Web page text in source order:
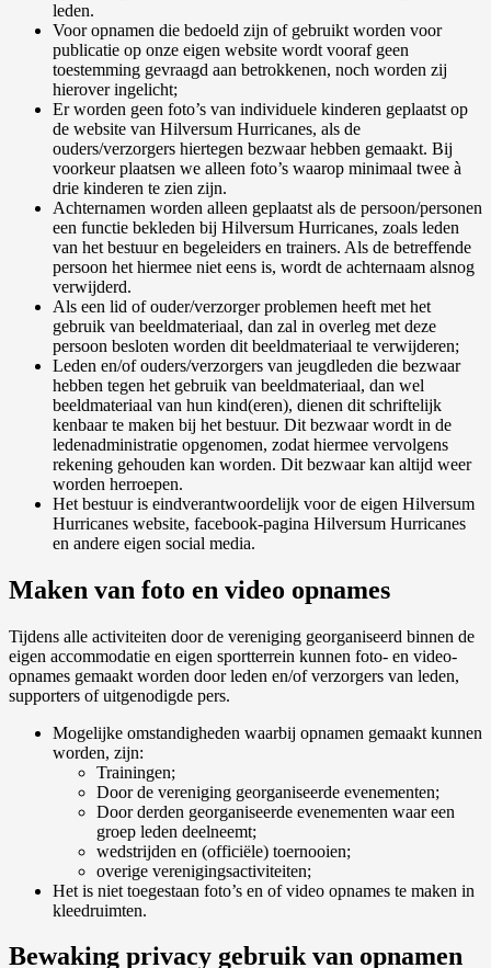
leden.
Voor opnamen die bedoeld zijn of gebruikt worden voor
publicatie op onze eigen website wordt vooraf geen
toestemming gevraagd aan betrokkenen, noch worden zij
hierover ingelicht;
Er worden geen foto’s van individuele kinderen geplaatst op
de website van Hilversum Hurricanes, als de
ouders/verzorgers hiertegen bezwaar hebben gemaakt. Bij
voorkeur plaatsen we alleen foto’s waarop minimaal twee à
drie kinderen te zien zijn.
Achternamen worden alleen geplaatst als de persoon/personen
een functie bekleden bij Hilversum Hurricanes, zoals leden
van het bestuur en begeleiders en trainers. Als de betreffende
persoon het hiermee niet eens is, wordt de achternaam alsnog
verwijderd.
Als een lid of ouder/verzorger problemen heeft met het
gebruik van beeldmateriaal, dan zal in overleg met deze
persoon besloten worden dit beeldmateriaal te verwijderen;
Leden en/of ouders/verzorgers van jeugdleden die bezwaar
hebben tegen het gebruik van beeldmateriaal, dan wel
beeldmateriaal van hun kind(eren), dienen dit schriftelijk
kenbaar te maken bij het bestuur. Dit bezwaar wordt in de
ledenadministratie opgenomen, zodat hiermee vervolgens
rekening gehouden kan worden. Dit bezwaar kan altijd weer
worden herroepen.
Het bestuur is eindverantwoordelijk voor de eigen Hilversum
Hurricanes website, facebook-pagina Hilversum Hurricanes
en andere eigen social media.
Maken van foto en video opnames
Tijdens alle activiteiten door de vereniging georganiseerd binnen de
eigen accommodatie en eigen sportterrein kunnen foto- en video-
opnames gemaakt worden door leden en/of verzorgers van leden,
supporters of uitgenodigde pers.
Mogelijke omstandigheden waarbij opnamen gemaakt kunnen
worden, zijn:
Trainingen;
Door de vereniging georganiseerde evenementen;
Door derden georganiseerde evenementen waar een
groep leden deelneemt;
wedstrijden en (officiële) toernooien;
overige verenigingsactiviteiten;
Het is niet toegestaan foto’s en of video opnames te maken in
kleedruimten.
Bewaking privacy gebruik van opnamen